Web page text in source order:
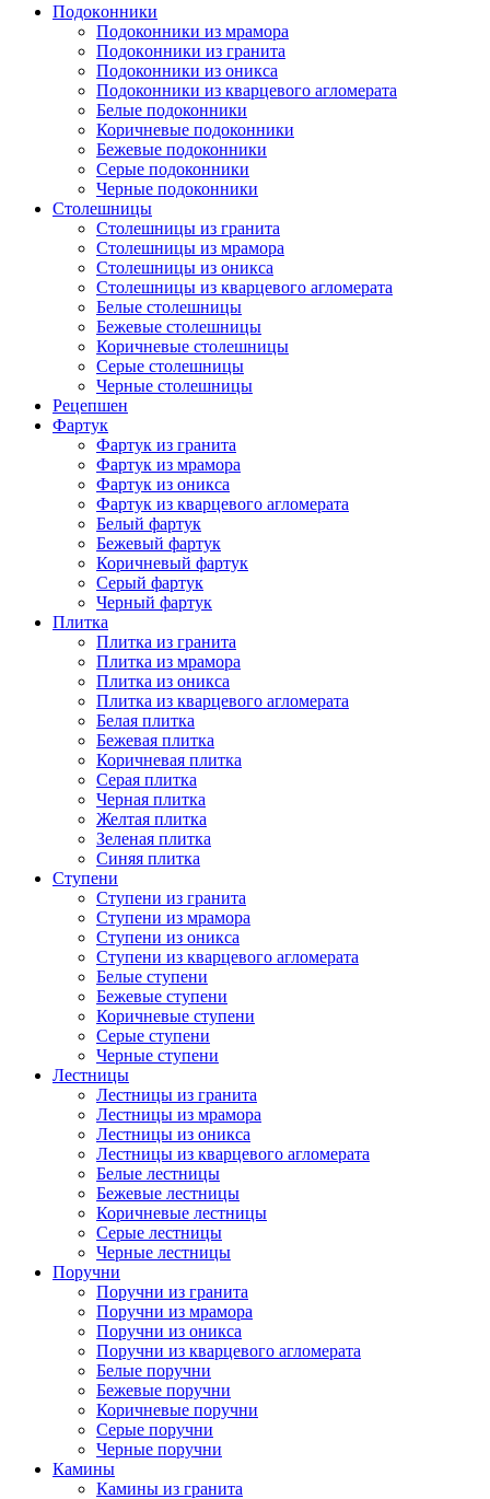
Подокoнники
Подоконники из мрамора
Подокoнники из гранита
Подоконники из оникса
Подоконники из кварцевого агломерата
Белые подоконники
Коричневые подоконники
Бежевые подоконники
Серые подоконники
Черные подоконники
Столешницы
Столешницы из гранита
Столешницы из мрамора
Столешницы из оникса
Столешницы из кварцевого агломерата
Белые столешницы
Бежевые столешницы
Коричневые столешницы
Серые столешницы
Черные столешницы
Рецепшен
Фартук
Фартук из гранита
Фартук из мрамора
Фартук из оникса
Фартук из кварцевого агломерата
Белый фартук
Бежевый фартук
Коричневый фартук
Серый фартук
Черный фартук
Плитка
Плитка из гранита
Плитка из мрамора
Плитка из оникса
Плитка из кварцевого агломерата
Белая плитка
Бежевая плитка
Коричневая плитка
Серая плитка
Черная плитка
Желтая плитка
Зеленая плитка
Синяя плитка
Ступени
Ступени из гранита
Ступени из мрамора
Ступени из оникса
Ступени из кварцевого агломерата
Белые ступени
Бежевые ступени
Коричневые ступени
Серые ступени
Черные ступени
Лестницы
Лестницы из гранита
Лестницы из мрамора
Лестницы из оникса
Лестницы из кварцевого агломерата
Белые лестницы
Бежевые лестницы
Коричневые лестницы
Серые лестницы
Черные лестницы
Поручни
Поручни из гранита
Поручни из мрамора
Поручни из оникса
Поручни из кварцевого агломерата
Белые поручни
Бежевые поручни
Коричневые поручни
Серые поручни
Черные поручни
Камины
Камины из гранита